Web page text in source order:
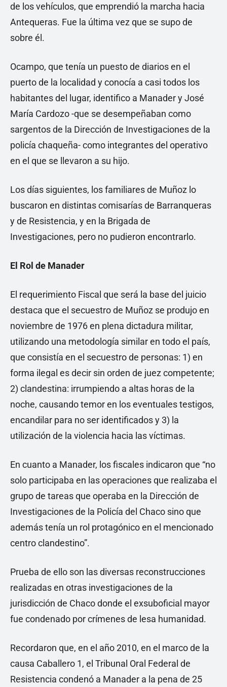
de los vehículos, que emprendió la marcha hacia
Antequeras. Fue la última vez que se supo de
sobre él.
Ocampo, que tenía un puesto de diarios en el
puerto de la localidad y conocía a casi todos los
habitantes del lugar, identifico a Manader y José
María Cardozo -que se desempeñaban como
sargentos de la Dirección de Investigaciones de la
policía chaqueña- como integrantes del operativo
en el que se llevaron a su hijo.
Los días siguientes, los familiares de Muñoz lo
buscaron en distintas comisarías de Barranqueras
y de Resistencia, y en la Brigada de
Investigaciones, pero no pudieron encontrarlo.
El Rol de Manader
El requerimiento Fiscal que será la base del juicio
destaca que el secuestro de Muñoz se produjo en
noviembre de 1976 en plena dictadura militar,
utilizando una metodología similar en todo el país,
que consistía en el secuestro de personas: 1) en
forma ilegal es decir sin orden de juez competente;
2) clandestina: irrumpiendo a altas horas de la
noche, causando temor en los eventuales testigos,
encandilar para no ser identificados y 3) la
utilización de la violencia hacia las víctimas.
En cuanto a Manader, los fiscales indicaron que “no
solo participaba en las operaciones que realizaba el
grupo de tareas que operaba en la Dirección de
Investigaciones de la Policía del Chaco sino que
además tenía un rol protagónico en el mencionado
centro clandestino”.
Prueba de ello son las diversas reconstrucciones
realizadas en otras investigaciones de la
jurisdicción de Chaco donde el exsuboficial mayor
fue condenado por crímenes de lesa humanidad.
Recordaron que, en el año 2010, en el marco de la
causa Caballero 1, el Tribunal Oral Federal de
Resistencia condenó a Manader a la pena de 25